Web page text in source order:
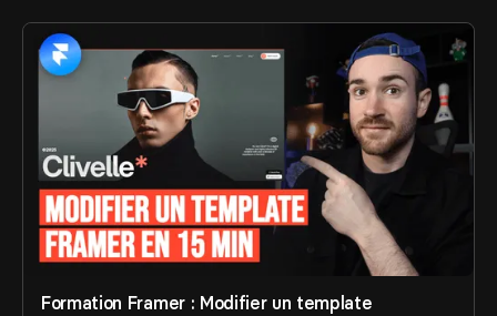
Formation Framer : Modifier un template